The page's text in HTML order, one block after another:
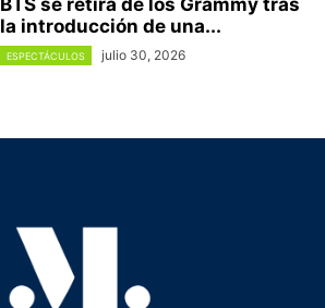
la introducción de una...
ESPECTÁCULOS julio 30, 2026